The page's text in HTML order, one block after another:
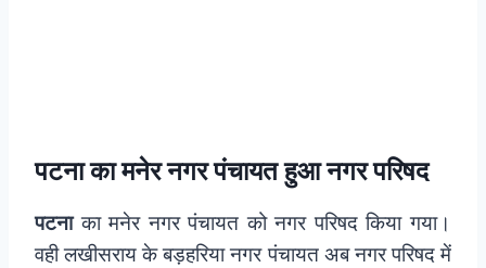
पटना का मनेर नगर पंचायत हुआ नगर परिषद
पटनाका मनेर नगर पंचायत को नगर परिषद किया गया।
वही लखीसराय के बड़हरिया नगर पंचायत अब नगर परिषद में